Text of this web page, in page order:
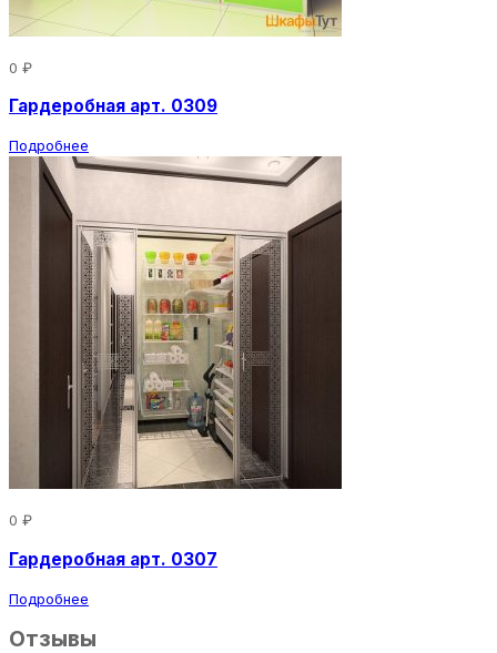
0 ₽
Гардеробная арт. 0309
Подробнее
0 ₽
Гардеробная арт. 0307
Подробнее
Отзывы